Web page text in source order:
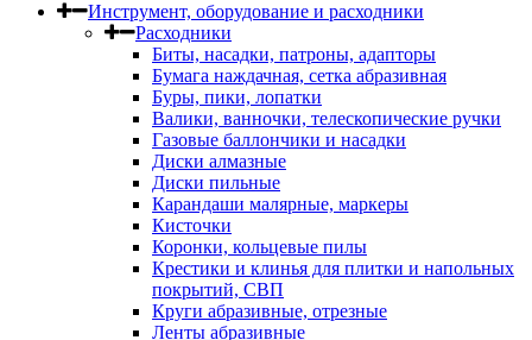
Инструмент, оборудование и расходники
Расходники
Биты, насадки, патроны, адапторы
Бумага наждачная, сетка абразивная
Буры, пики, лопатки
Валики, ванночки, телескопические ручки
Газовые баллончики и насадки
Диски алмазные
Диски пильные
Карандаши малярные, маркеры
Кисточки
Коронки, кольцевые пилы
Крестики и клинья для плитки и напольных
покрытий, СВП
Круги абразивные, отрезные
Ленты абразивные